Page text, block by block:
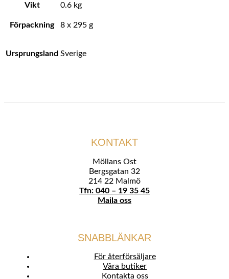
Vikt 0.6 kg
Förpackning 8 x 295 g
Ursprungsland Sverige
KONTAKT
Möllans Ost
Bergsgatan 32
214 22 Malmö
Tfn: 040 – 19 35 45
Maila oss
SNABBLÄNKAR
För återförsäljare
Våra butiker
Kontakta oss